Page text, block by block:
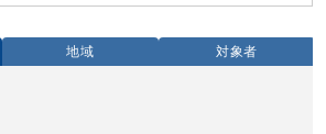
地域 対象者